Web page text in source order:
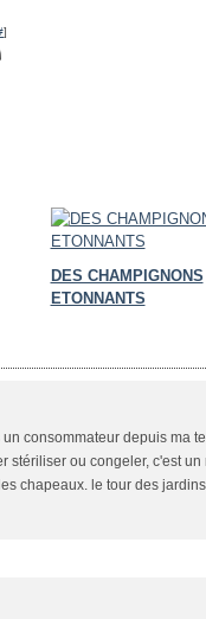
]
DES CHAMPIGNONS
ETONNANTS
consommateur depuis ma
stériliser ou congeler, c'est
chapeaux. le tour des